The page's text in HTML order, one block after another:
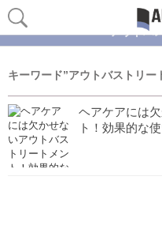
アウトバ
キーワード”アウトバストリ
ヘアケアには
ト！効果的な